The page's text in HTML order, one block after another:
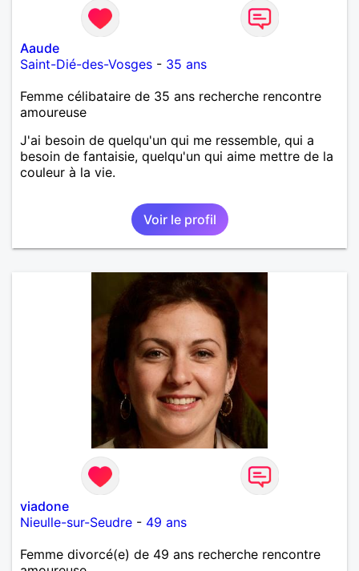
Aaude
Saint-Dié-des-Vosges - 35 ans
Femme célibataire de 35 ans recherche rencontre
amoureuse
J'ai besoin de quelqu'un qui me ressemble, qui a
besoin de fantaisie, quelqu'un qui aime mettre de la
couleur à la vie.
Voir le profil
viadone
Nieulle-sur-Seudre - 49 ans
Femme divorcé(e) de 49 ans recherche rencontre